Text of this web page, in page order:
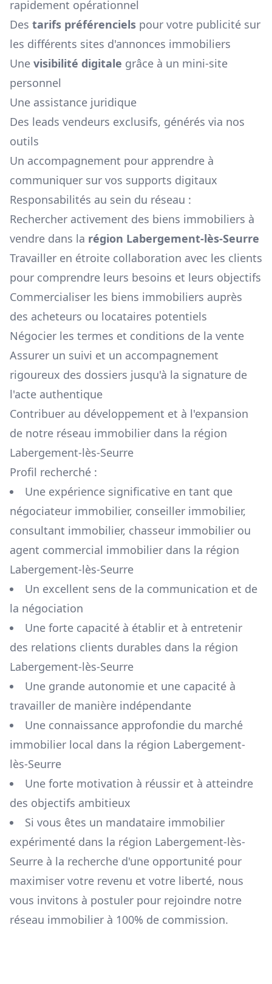
rapidement opérationnel
Des tarifs préférenciels pour votre publicité sur
les différents sites d'annonces immobiliers
Une visibilité digitale grâce à un mini-site
personnel
Une assistance juridique
Des leads vendeurs exclusifs, générés via nos
outils
Un accompagnement pour apprendre à
communiquer sur vos supports digitaux
Responsabilités au sein du réseau :
Rechercher activement des biens immobiliers à
vendre dans la région Labergement-lès-Seurre
Travailler en étroite collaboration avec les clients
pour comprendre leurs besoins et leurs objectifs
Commercialiser les biens immobiliers auprès
des acheteurs ou locataires potentiels
Négocier les termes et conditions de la vente
Assurer un suivi et un accompagnement
rigoureux des dossiers jusqu'à la signature de
l'acte authentique
Contribuer au développement et à l'expansion
de notre réseau immobilier dans la région
Labergement-lès-Seurre
Profil recherché :
Une expérience significative en tant que
négociateur immobilier, conseiller immobilier,
consultant immobilier, chasseur immobilier ou
agent commercial immobilier dans la région
Labergement-lès-Seurre
Un excellent sens de la communication et de
la négociation
Une forte capacité à établir et à entretenir
des relations clients durables dans la région
Labergement-lès-Seurre
Une grande autonomie et une capacité à
travailler de manière indépendante
Une connaissance approfondie du marché
immobilier local dans la région Labergement-
lès-Seurre
Une forte motivation à réussir et à atteindre
des objectifs ambitieux
Si vous êtes un mandataire immobilier
expérimenté dans la région Labergement-lès-
Seurre à la recherche d'une opportunité pour
maximiser votre revenu et votre liberté, nous
vous invitons à postuler pour rejoindre notre
réseau immobilier à 100% de commission.